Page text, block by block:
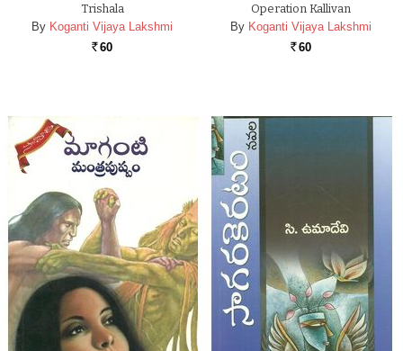
Trishala
By Koganti Vijaya Lakshmi
Rs. 60
Operation Kallivan
By Koganti Vijaya Lakshmi
Rs. 60